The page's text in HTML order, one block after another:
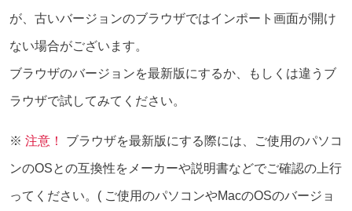
が、古いバージョンのブラウザではインポート画面が開け
ない場合がございます。
ブラウザのバージョンを最新版にするか、もしくは違うブ
ラウザで試してみてください。
※ 注意！ ブラウザを最新版にする際には、ご使用のパソコ
ンのOSとの互換性をメーカーや説明書などでご確認の上行
ってください。( ご使用のパソコンやMacのOSのバージョ